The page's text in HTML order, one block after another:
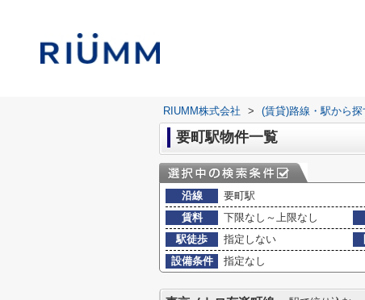
RIUMM株式会社 > (賃貸)路線・駅から探
要町駅物件一覧
沿線
要町駅
賃料
下限なし～上限なし
駅徒歩
指定しない
設備条件
指定なし